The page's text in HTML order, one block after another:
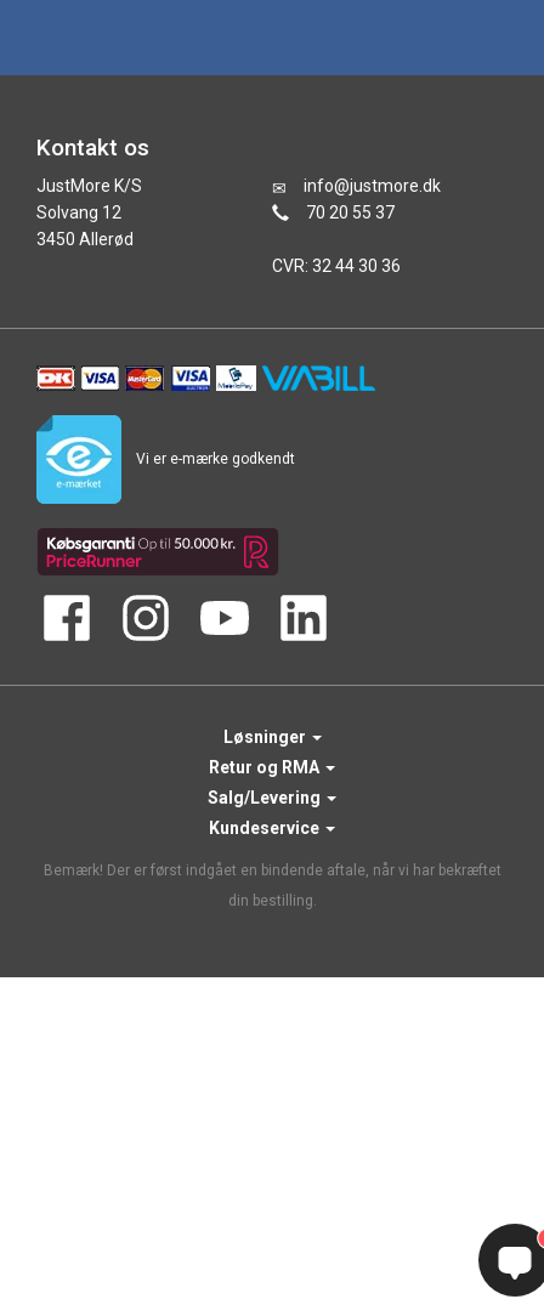
Kontakt os
JustMore K/S
Solvang 12
3450 Allerød
info@justmore.dk
70 20 55 37
CVR: 32 44 30 36
Vi er e-mærke godkendt
Løsninger
Retur og RMA
Salg/Levering
Kundeservice
Bemærk! Der er først indgået en bindende aftale, når vi har bekræftet
din bestilling.